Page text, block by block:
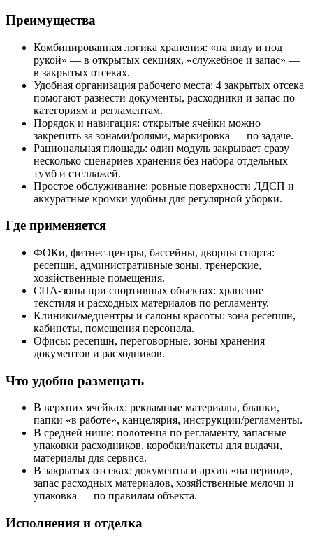
Преимущества
Комбинированная логика хранения: «на виду и под
рукой» — в открытых секциях, «служебное и запас» —
в закрытых отсеках.
Удобная организация рабочего места: 4 закрытых отсека
помогают разнести документы, расходники и запас по
категориям и регламентам.
Порядок и навигация: открытые ячейки можно
закрепить за зонами/ролями, маркировка — по задаче.
Рациональная площадь: один модуль закрывает сразу
несколько сценариев хранения без набора отдельных
тумб и стеллажей.
Простое обслуживание: ровные поверхности ЛДСП и
аккуратные кромки удобны для регулярной уборки.
Где применяется
ФОКи, фитнес‑центры, бассейны, дворцы спорта:
ресепшн, административные зоны, тренерские,
хозяйственные помещения.
СПА‑зоны при спортивных объектах: хранение
текстиля и расходных материалов по регламенту.
Клиники/медцентры и салоны красоты: зона ресепшн,
кабинеты, помещения персонала.
Офисы: ресепшн, переговорные, зоны хранения
документов и расходников.
Что удобно размещать
В верхних ячейках: рекламные материалы, бланки,
папки «в работе», канцелярия, инструкции/регламенты.
В средней нише: полотенца по регламенту, запасные
упаковки расходников, коробки/пакеты для выдачи,
материалы для сервиса.
В закрытых отсеках: документы и архив «на период»,
запас расходных материалов, хозяйственные мелочи и
упаковка — по правилам объекта.
Исполнения и отделка